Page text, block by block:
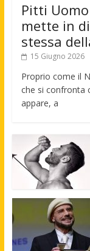
Pitti
mette in
stessa
15 Giugno 2026
Proprio come il
che si confronta
appare, a